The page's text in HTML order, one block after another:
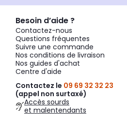
Besoin d’aide ?
Contactez-nous
Questions fréquentes
Suivre une commande
Nos conditions de livraison
Nos guides d'achat
Centre d'aide
Contactez le 09 69 32 32 23
(appel non surtaxé)
Accès sourds
et malentendants